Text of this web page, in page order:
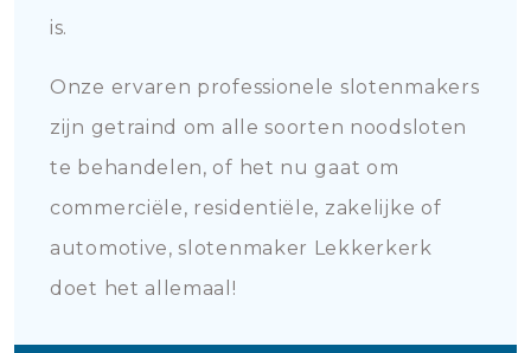
is.
Onze ervaren professionele slotenmakers
zijn getraind om alle soorten noodsloten
te behandelen, of het nu gaat om
commerciële, residentiële, zakelijke of
automotive, slotenmaker Lekkerkerk
doet het allemaal!